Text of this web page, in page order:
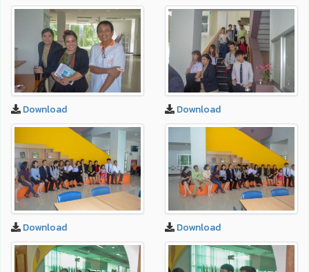
Download Download
Download Download